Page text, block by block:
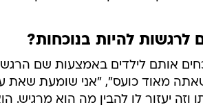
לרגשות להיות בנוכחות?
אותם לילדים באמצעות שם
מאוד כועס", "אני שומעת שאת
וזה יעזור לו להבין מה הוא מרגיש.